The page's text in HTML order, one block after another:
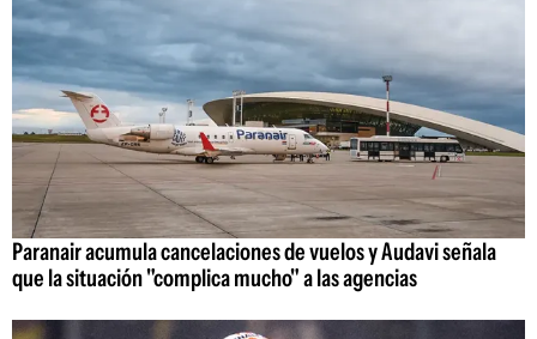
Paranair acumula cancelaciones de vuelos y Audavi señala
que la situación "complica mucho" a las agencias